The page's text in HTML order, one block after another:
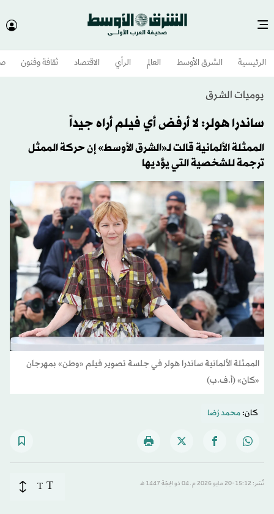
الرئيسية الشرق الأوسط​ العالم الرأي الاقتصاد ثقافة وفنون
يوميات الشرق
ساندرا هولر: لا أرفض أي فيلم أراه جيداً
الممثلة الألمانية قالت لـ«الشرق الأوسط» إن حركة الممثل
ترجمة للشخصية التي يؤديها
الممثلة الألمانية ساندرا هولر في جلسة تصوير فيلم «وطن» بمهرجان
«كان» (أ.ف.ب)
كان:محمد رُضا‬
نُشر: 15:12-20 مايو 2026 م ـ 04 ذو الحِجّة 1447 هـ T
T